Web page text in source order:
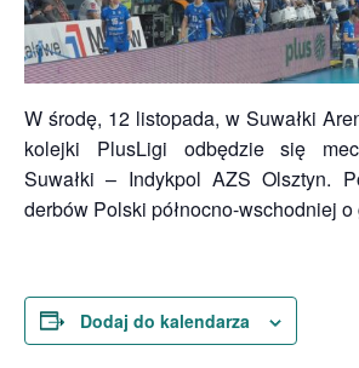
W środę, 12 listopada, w Suwałki
kolejki PlusLigi odbędzie się
Suwałki – Indykpol AZS Olsztyn.
derbów Polski północno-wschodniej
Dodaj do kalendarza